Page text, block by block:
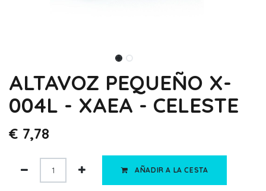
ALTAVOZ PEQUEÑO X-
004L - XAEA - CELESTE
€ 7,78
AÑADIR A LA CESTA